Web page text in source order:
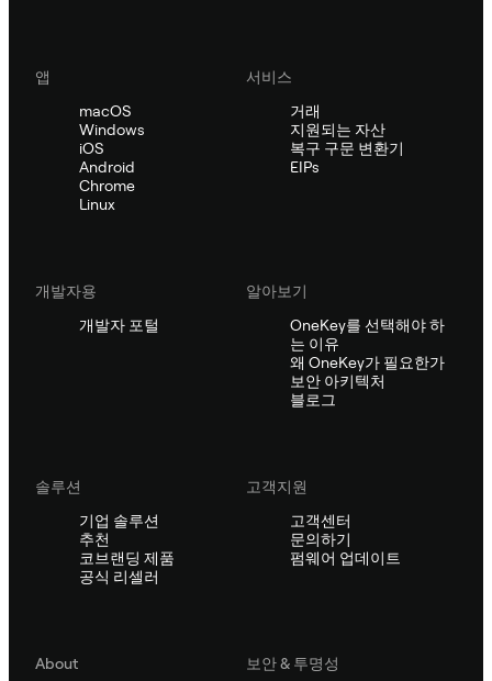
앱
macOS
Windows
iOS
Android
Chrome
Linux
서비스
거래
지원되는 자산
복구 구문 변환기
EIPs
개발자용
개발자 포털
알아보기
OneKey를 선택해야 하
는 이유
왜 OneKey가 필요한가
보안 아키텍처
블로그
솔루션
기업 솔루션
추천
코브랜딩 제품
공식 리셀러
고객지원
고객센터
문의하기
펌웨어 업데이트
About
보안 & 투명성